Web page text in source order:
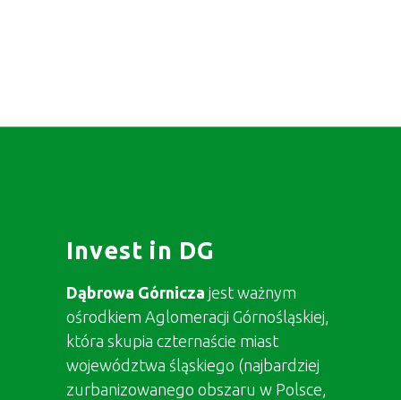
Invest in DG
Dąbrowa Górnicza jest ważnym
ośrodkiem Aglomeracji Górnośląskiej,
która skupia czternaście miast
województwa śląskiego (najbardziej
zurbanizowanego obszaru w Polsce,